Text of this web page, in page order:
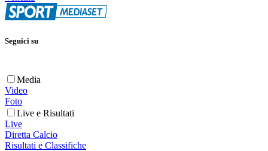
Seguici su
Media
Video
Foto
Live e Risultati
Live
Diretta Calcio
Risultati e Classifiche